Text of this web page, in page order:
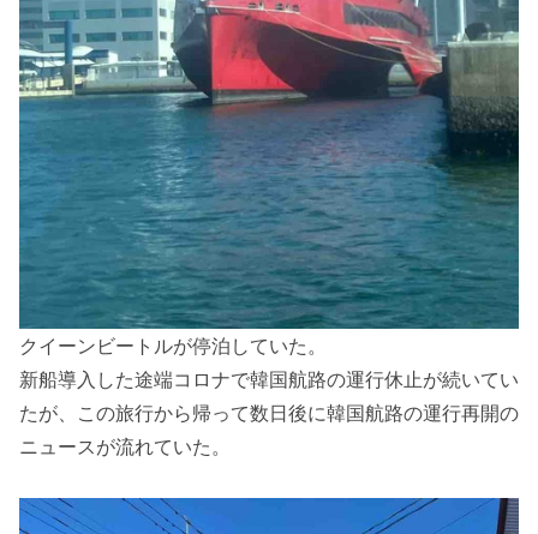
クイーンビートルが停泊していた。
新船導入した途端コロナで韓国航路の運行休止が続いてい
たが、この旅行から帰って数日後に韓国航路の運行再開の
ニュースが流れていた。